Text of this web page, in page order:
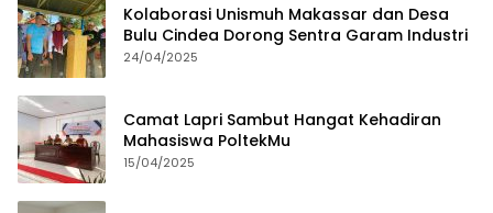
Kolaborasi Unismuh Makassar dan Desa
Bulu Cindea Dorong Sentra Garam Industri
24/04/2025
Camat Lapri Sambut Hangat Kehadiran
Mahasiswa PoltekMu
15/04/2025